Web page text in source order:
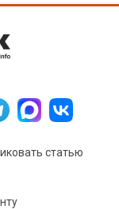
статью